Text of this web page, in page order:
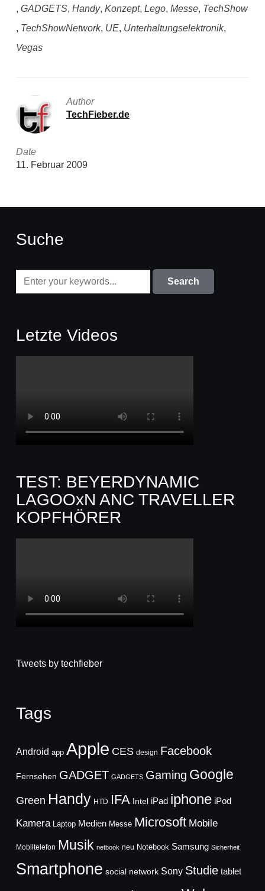
, GADGETS, Handy, Konzept, Lego, Messe, TechShow
, TechShowNetwork, UE, Unterhaltungselektronik,
Vegas
Author
TechFieber.de
Date
11. Februar 2009
Suche
Letzte Videos
TEST: BEYERDYNAMIC
LAGOOxN ANC TRAVELLER
KOPFHÖRER
Tweets by techfieber
Tags
Android app Apple CES design Facebook
Fernsehen GADGET GADGETS Gaming Google
Green Handy HTD IFA Intel iPad iphone iPod
Kamera Laptop Medien Messe Microsoft Mobile
Mobiltelefon Musik netbook neu Notebook Samsung Sicherheit
Smartphone social network Sony Studie tablet